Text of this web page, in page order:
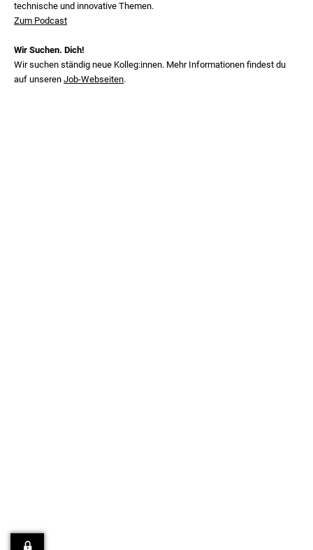
technische und innovative Themen.
Zum Podcast
Wir Suchen. Dich!
Wir suchen ständig neue Kolleg:innen. Mehr Informationen findest du
auf unseren Job-Webseiten.